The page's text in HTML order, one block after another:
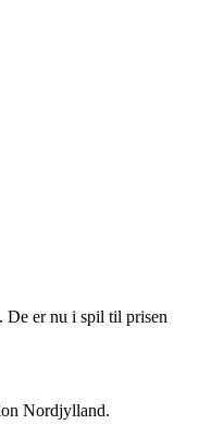
er nu i spil til prisen
Nordjylland.